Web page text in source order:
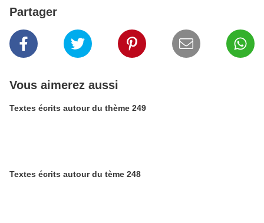
Partager
Vous aimerez aussi
Textes écrits autour du thème 249
Textes écrits autour du tème 248